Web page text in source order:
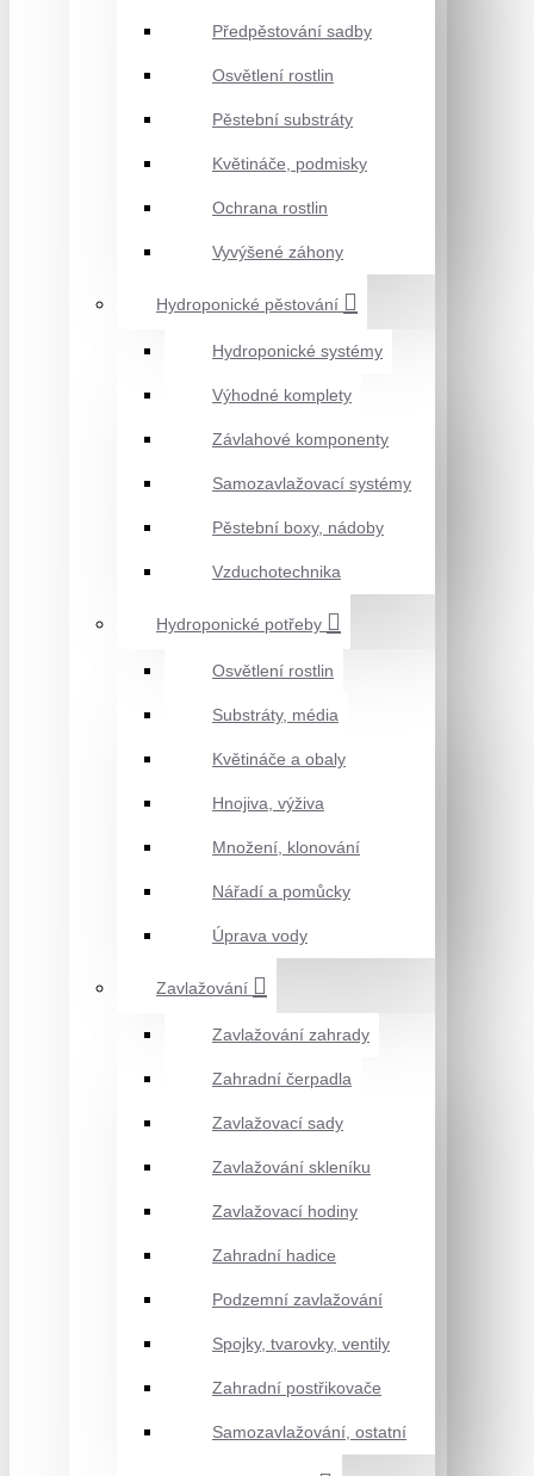
Předpěstování sadby
Osvětlení rostlin
Pěstební substráty
Květináče, podmisky
Ochrana rostlin
Vyvýšené záhony
Hydroponické pěstování
Hydroponické systémy
Výhodné komplety
Závlahové komponenty
Samozavlažovací systémy
Pěstební boxy, nádoby
Vzduchotechnika
Hydroponické potřeby
Osvětlení rostlin
Substráty, média
Květináče a obaly
Hnojiva, výživa
Množení, klonování
Nářadí a pomůcky
Úprava vody
Zavlažování
Zavlažování zahrady
Zahradní čerpadla
Zavlažovací sady
Zavlažování skleníku
Zavlažovací hodiny
Zahradní hadice
Podzemní zavlažování
Spojky, tvarovky, ventily
Zahradní postřikovače
Samozavlažování, ostatní